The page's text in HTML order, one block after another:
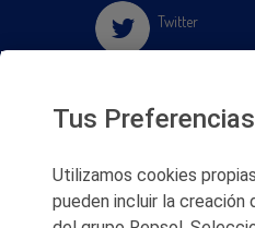
Twitter
Flickr
Tus
Utilizamos cookies
pueden incluir la